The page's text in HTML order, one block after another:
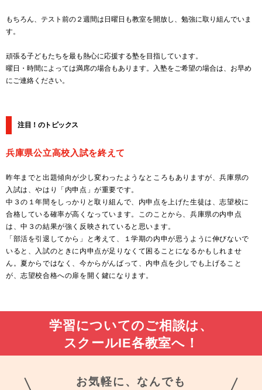
もちろん、テスト前の２週間は日曜日も教室を開放し、勉強に取り組んでいま
す。
頑張る子どもたちを最も熱心に応援する塾を目指しています。
曜日・時間によっては満席の場合もあります。入塾をご希望の場合は、お早め
にご連絡ください。
注目！のトピックス
兵庫県公立高校入試を終えて
昨年までと出題傾向が少し変わったようなところもありますが、兵庫県の
入試は、やはり「内申点」が重要です。
中３の１年間をしっかりと取り組んで、内申点を上げた生徒は、志望校に
合格している確率が高くなっています。このことから、兵庫県の内申点
は、中３の結果が強く反映されていると思います。
「部活を引退してから」と考えて、１学期の内申が思うように伸びないで
いると、入試のときに内申点が足りなくて困ることになるかもしれませ
ん。夏からではなく、今からがんばって、内申点を少しでも上げること
が、志望校合格への扉を開く鍵になります。
学習についてのご相談は、
スクールIE各教室へ！
お気軽に、なんでも